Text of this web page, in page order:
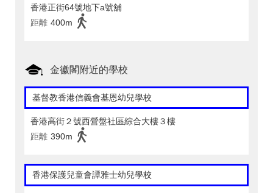
香港正街64號地下a號舖
距離 400m
金徽閣附近的學校
基督教香港信義會基恩幼兒學校
香港高街２號西營盤社區綜合大樓３樓
距離 390m
香港保護兒童會譚雅士幼兒學校